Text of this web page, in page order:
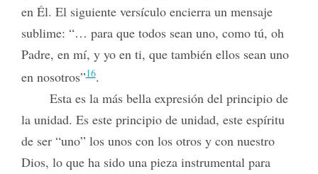
en Él. El siguiente versículo encierra un mensaje
sublime: “… para que todos sean uno, como tú, oh
Padre, en mí, y yo en ti, que también ellos sean uno
en nosotros”16.
Esta es la más bella expresión del principio de
la unidad. Es este principio de unidad, este espíritu
de ser “uno” los unos con los otros y con nuestro
Dios, lo que ha sido una pieza instrumental para